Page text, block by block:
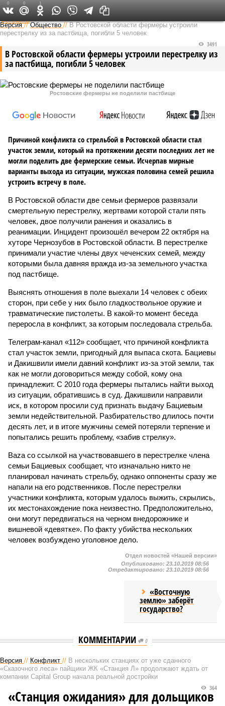
Федеральный выпуск
Версия //Общество //В Ростовской области фермеры устроили
перестрелку из за пастбища, погибли 5 человек
В Ростовской области фермеры устроили перестрелку из
за пастбища, погибли 5 человек
3491
Ростовские фермеры не поделили пастбище
Причиной конфликта со стрельбой в Ростовской области стал
участок земли, который на протяжении десяти последних лет не
могли поделить две фермерские семьи. Исчерпав мирные
варианты выхода из ситуации, мужская половина семей решила
устроить встречу в поле.
В Ростовской области две семьи фермеров развязали
смертельную перестрелку, жертвами которой стали пять
человек, двое получили ранения и оказались в
реанимации. Инцидент произошёл вечером 22 октября на
хуторе Чернозубов в Ростовской области. В перестрелке
принимали участие члены двух чеченских семей, между
которыми была давняя вражда из-за земельного участка
под пастбище.
Выяснять отношения в поле выехали 14 человек с обеих
сторон, при себе у них было гладкоствольное оружие и
травматические пистолеты. В какой-то момент беседа
переросла в конфликт, за которым последовала стрельба.
Телеграм-канал «112» сообщает, что причиной конфликта
стал участок земли, пригодный для выпаса скота. Бациевы
и Дакишвили имели давний конфликт из-за этой земли, так
как не могли договориться между собой, кому она
принадлежит. С 2010 года фермеры пытались найти выход
из ситуации, обратившись в суд. Дакишвили направили
иск, в котором просили суд признать выдачу Бациевым
земли недействительной. Разбирательство длилось почти
десять лет, и в итоге мужчины семей потеряли терпение и
попытались решить проблему, «забив стрелку».
Baza со ссылкой на участвовавшего в перестрелке члена
семьи Бациевых сообщает, что изначально никто не
планировал начинать стрельбу, однако оппоненты сразу же
напали на его родственников. После перестрелки
участники конфликта, которым удалось выжить, скрылись,
их местонахождение пока неизвестно. Предположительно,
они могут передвигаться на черном внедорожнике и
вишневой «девятке». По факту убийства нескольких
человек возбуждено уголовное дело.
0 0 1
Отдел новостей «Нашей версии»
Опубликовано: 23.10.2019 08:56
Отредактировано: 23.10.2019 08:56
«Восточную
землю» заберёт
государство?
КОММЕНТАРИИ 0
Версия // Конфликт // В нескольких станциях от уже сданного
«Сказочного леса» пайщики ЖК «Станция Л» продолжают ждать от
компании Capital Group начала реальной достройки
364
«Станция ожидания» для дольщиков